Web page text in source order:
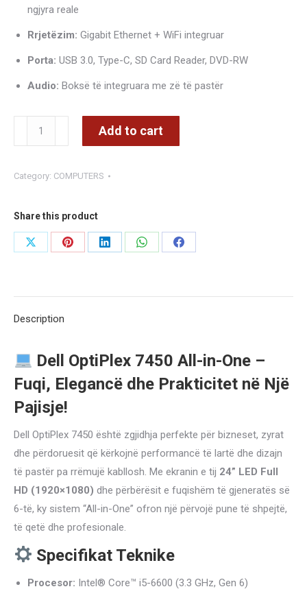
ngjyra reale
Rrjetëzim: Gigabit Ethernet + WiFi integruar
Porta: USB 3.0, Type-C, SD Card Reader, DVD-RW
Audio: Boksë të integruara me zë të pastër
OptiPlex
All-
One
-
CORE
-
RAM
8
DDR4
-
SSD
256
GB
-
GRAFIKA
Add to cart
Category: COMPUTERS
Share this product
Share
Share
Share
Share
Share
Description
Dell OptiPlex 7450 All-in-One –
Fuqi, Elegancë dhe Prakticitet në Një
Pajisje!
Dell OptiPlex 7450 është zgjidhja perfekte për bizneset, zyrat
dhe përdoruesit që kërkojnë performancë të lartë dhe dizajn
të pastër pa rrëmujë kabllosh. Me ekranin e tij 24” LED Full
HD (1920×1080) dhe përbërësit e fuqishëm të gjeneratës së
6-të, ky sistem “All-in-One” ofron një përvojë pune të shpejtë,
të qetë dhe profesionale.
Specifikat Teknike
Procesor: Intel® Core™ i5-6600 (3.3 GHz, Gen 6)